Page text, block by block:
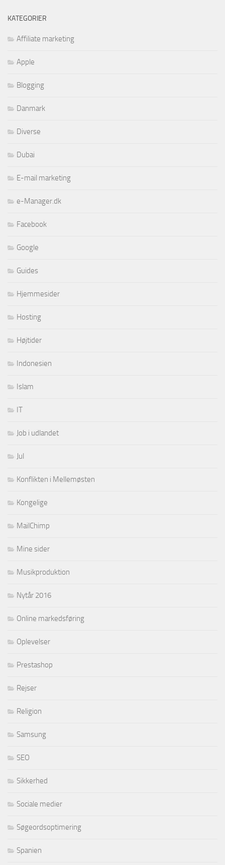
KATEGORIER
Affiliate marketing
Apple
Blogging
Danmark
Diverse
Dubai
E-mail marketing
e-Manager.dk
Facebook
Google
Guides
Hjemmesider
Hosting
Højtider
Indonesien
Islam
IT
Job i udlandet
Jul
Konflikten i Mellemøsten
Kongelige
MailChimp
Mine sider
Musikproduktion
Nytår 2016
Online markedsføring
Oplevelser
Prestashop
Rejser
Religion
Samsung
SEO
Sikkerhed
Sociale medier
Søgeordsoptimering
Spanien